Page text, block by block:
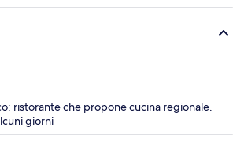
ristorante che propone cucina regionale.
giorni